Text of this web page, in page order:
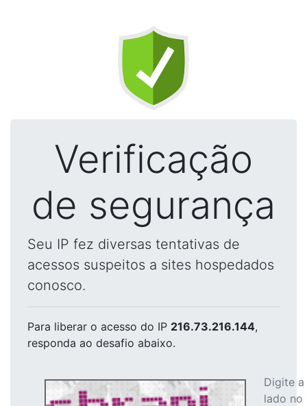
Verificação
de segurança
Seu IP fez diversas tentativas de
acessos suspeitos a sites hospedados
conosco.
Para liberar o acesso do IP 216.73.216.144,
responda ao desafio abaixo.
Digite
lado no